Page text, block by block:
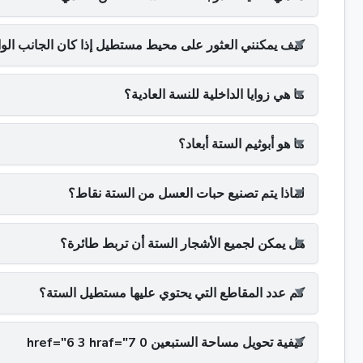
كيف يمكنني العثور على محيط مستطيل إذا كان الجانب الواحد 5
ما هي زوايا الداخلية للنسة العادية؟
ما هو أبوثيم الستة أبعاد؟
لماذا يتم تصنيع حبات العسل من الستة نقاط؟
هل يمكن لجميع الأشجار الستة أن تربط طائرة؟
كم عدد المقاطع التي يحتوي عليها مستطيل الستة؟
كيفية تحويل مساحة الستبعين 0 href="6 3 hraf="7